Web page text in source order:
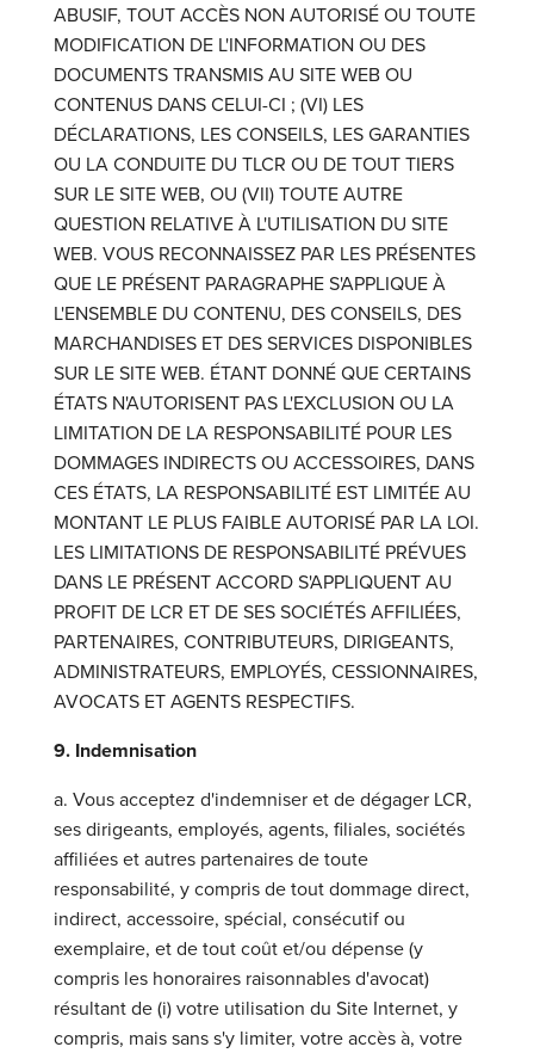
ABUSIF, TOUT ACCÈS NON AUTORISÉ OU TOUTE
MODIFICATION DE L'INFORMATION OU DES
DOCUMENTS TRANSMIS AU SITE WEB OU
CONTENUS DANS CELUI-CI ; (VI) LES
DÉCLARATIONS, LES CONSEILS, LES GARANTIES
OU LA CONDUITE DU TLCR OU DE TOUT TIERS
SUR LE SITE WEB, OU (VII) TOUTE AUTRE
QUESTION RELATIVE À L'UTILISATION DU SITE
WEB. VOUS RECONNAISSEZ PAR LES PRÉSENTES
QUE LE PRÉSENT PARAGRAPHE S'APPLIQUE À
L'ENSEMBLE DU CONTENU, DES CONSEILS, DES
MARCHANDISES ET DES SERVICES DISPONIBLES
SUR LE SITE WEB. ÉTANT DONNÉ QUE CERTAINS
ÉTATS N'AUTORISENT PAS L'EXCLUSION OU LA
LIMITATION DE LA RESPONSABILITÉ POUR LES
DOMMAGES INDIRECTS OU ACCESSOIRES, DANS
CES ÉTATS, LA RESPONSABILITÉ EST LIMITÉE AU
MONTANT LE PLUS FAIBLE AUTORISÉ PAR LA LOI.
LES LIMITATIONS DE RESPONSABILITÉ PRÉVUES
DANS LE PRÉSENT ACCORD S'APPLIQUENT AU
PROFIT DE LCR ET DE SES SOCIÉTÉS AFFILIÉES,
PARTENAIRES, CONTRIBUTEURS, DIRIGEANTS,
ADMINISTRATEURS, EMPLOYÉS, CESSIONNAIRES,
AVOCATS ET AGENTS RESPECTIFS.
9. Indemnisation
a. Vous acceptez d'indemniser et de dégager LCR,
ses dirigeants, employés, agents, filiales, sociétés
affiliées et autres partenaires de toute
responsabilité, y compris de tout dommage direct,
indirect, accessoire, spécial, consécutif ou
exemplaire, et de tout coût et/ou dépense (y
compris les honoraires raisonnables d'avocat)
résultant de (i) votre utilisation du Site Internet, y
compris, mais sans s'y limiter, votre accès à, votre